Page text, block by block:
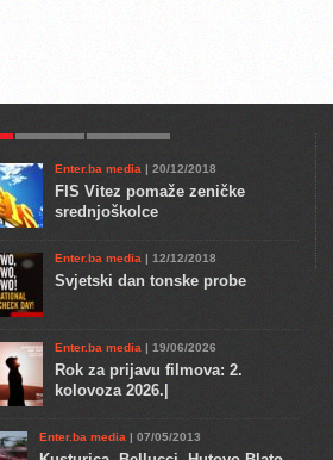
Enter.ba media | 20/12/2018
FIS Vitez pomaže zeničke
srednjoškolce
Enter.ba media | 12/12/2018
Svjetski dan tonske probe
Enter.ba media | 19/06/2026
Rok za prijavu filmova: 2.
kolovoza 2026.|
Enter.ba media | 07/05/2013